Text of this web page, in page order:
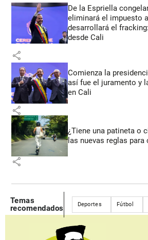
De la Espriella
eliminará el impuesto
desarrollará el
desde Cali
share
Comienza la
así fue el juramento y
en Cali
share
¿Tiene una patineta o
las nuevas reglas
share
Temas
recomendados
Deportes Fútbol